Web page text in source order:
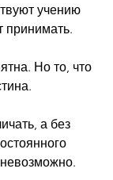
учению
принимать.
Но то, что
а без